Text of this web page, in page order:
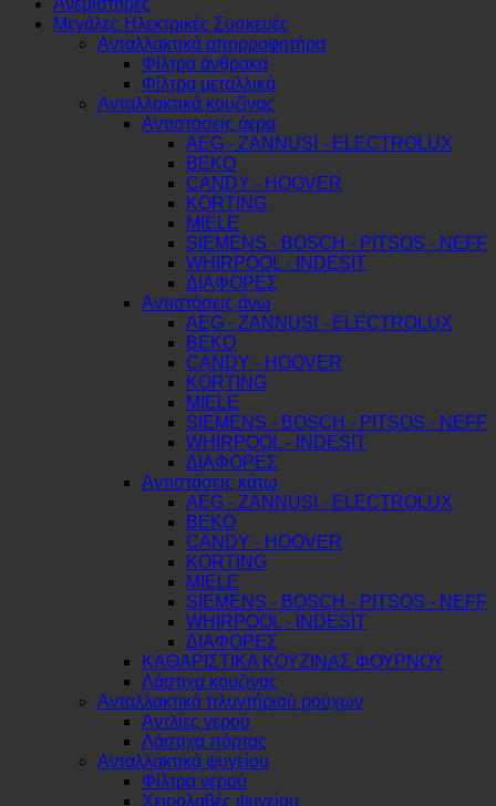
Ανεμιστήρες
Μεγάλες Ηλεκτρικές Συσκευές
Ανταλλακτικά απορροφητήρα
Φίλτρα άνθρακα
Φίλτρα μεταλλικά
Ανταλλακτικά κουζίνας
Αντιστασεις άερα
AEG - ZANNUSI - ELECTROLUX
BEKO
CANDY - HOOVER
KORTING
MIELE
SIEMENS - BOSCH - PITSOS - NEFF
WHIRPOOL - INDESIT
ΔΙΑΦΟΡΕΣ
Αντιστάσεις άνω
AEG - ZANNUSI - ELECTROLUX
BEKO
CANDY - HOOVER
KORTING
MIELE
SIEMENS - BOSCH - PITSOS - NEFF
WHIRPOOL - INDESIT
ΔΙΑΦΟΡΕΣ
Αντιστάσεις κάτω
AEG - ZANNUSI - ELECTROLUX
BEKO
CANDY - HOOVER
KORTING
MIELE
SIEMENS - BOSCH - PITSOS - NEFF
WHIRPOOL - INDESIT
ΔΙΑΦΟΡΕΣ
ΚΑΘΑΡΙΣΤΙΚΑ ΚΟΥΖΙΝΑΣ ΦΟΥΡΝΟΥ
Λάστιχα κουζινας
Ανταλλακτικά πλυντήριού ρούχων
Αντλίες νερού
Λάστιχα πόρτας
Ανταλλακτικά ψυγείου
Φίλτρα νερού
Χειρολαβές ψυγείου